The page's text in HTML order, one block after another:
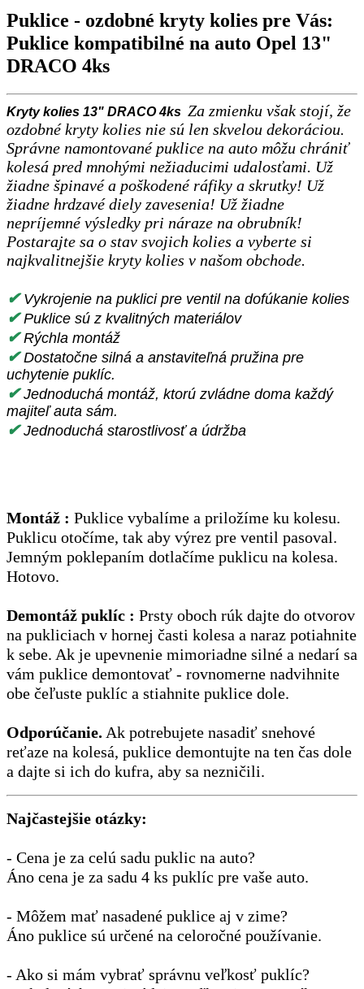
Puklice - ozdobné kryty kolies pre Vás:
Puklice kompatibilné na auto Opel 13"
DRACO 4ks
Kryty kolies 13" DRACO 4ks Za zmienku však stojí, že
ozdobné kryty kolies nie sú len skvelou dekoráciou.
Správne namontované puklice na auto môžu chrániť
kolesá pred mnohými nežiaducimi udalosťami. Už
žiadne špinavé a poškodené ráfiky a skrutky! Už
žiadne hrdzavé diely zavesenia! Už žiadne
nepríjemné výsledky pri náraze na obrubník!
Postarajte sa o stav svojich kolies a vyberte si
najkvalitnejšie kryty kolies v našom obchode.
✔ Vykrojenie na puklici pre ventil na dofúkanie kolies
✔ Puklice sú z kvalitných materiálov
✔ Rýchla montáž
✔ Dostatočne silná a anstaviteľná pružina pre
uchytenie puklíc.
✔ Jednoduchá montáž, ktorú zvládne doma každý
majiteľ auta sám.
✔ Jednoduchá starostlivosť a údržba
Montáž : Puklice vybalíme a priložíme ku kolesu.
Puklicu otočíme, tak aby výrez pre ventil pasoval.
Jemným poklepaním dotlačíme puklicu na kolesa.
Hotovo.
Demontáž puklíc : Prsty oboch rúk dajte do otvorov
na pukliciach v hornej časti kolesa a naraz potiahnite
k sebe. Ak je upevnenie mimoriadne silné a nedarí sa
vám puklice demontovať - rovnomerne nadvihnite
obe čeľuste puklíc a stiahnite puklice dole.
Odporúčanie. Ak potrebujete nasadiť snehové
reťaze na kolesá, puklice demontujte na ten čas dole
a dajte si ich do kufra, aby sa nezničili.
Najčastejšie otázky:
- Cena je za celú sadu puklic na auto?
Áno cena je za sadu 4 ks puklíc pre vaše auto.
- Môžem mať nasadené puklice aj v zime?
Áno puklice sú určené na celoročné používanie.
- Ako si mám vybrať správnu veľkosť puklíc?